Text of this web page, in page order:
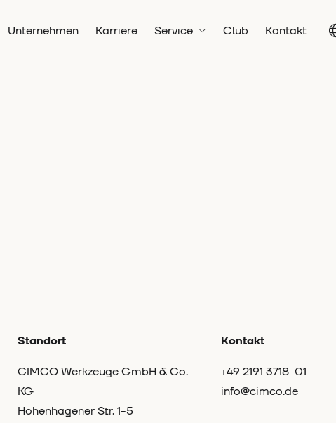
Unternehmen Karriere Service Club Kontakt
Standort
CIMCO Werkzeuge GmbH & Co.
KG
Hohenhagener Str. 1-5
Kontakt
+49 2191 3718-01
info@cimco.de